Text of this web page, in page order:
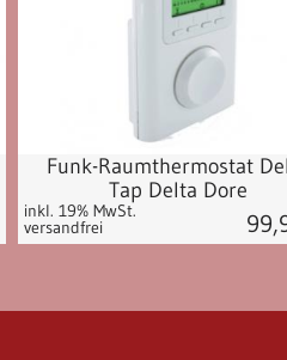
Funk-Raumthermostat
Tap Delta Dore
inkl. 19% MwSt.
versandfrei